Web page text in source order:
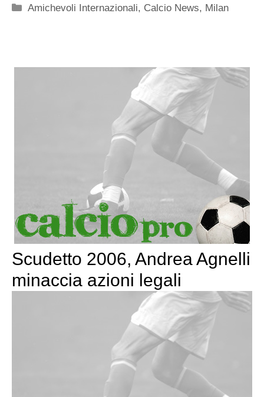
Categorie
Amichevoli Internazionali, Calcio News, Milan
Scudetto 2006, Andrea Agnelli
minaccia azioni legali